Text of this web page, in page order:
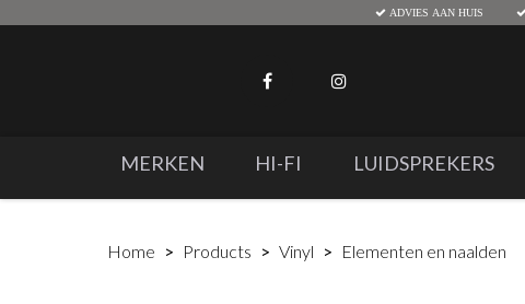
ADVIES AAN HUIS
MERKEN HI-FI LUIDSPREKERS
Home Products Vinyl Elementen en naalden